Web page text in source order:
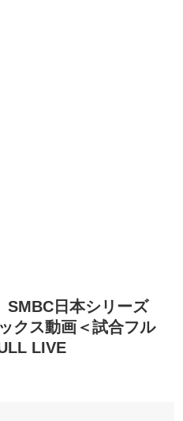
SMBC日本シリーズ
クス動画＜試合フル
LIVE